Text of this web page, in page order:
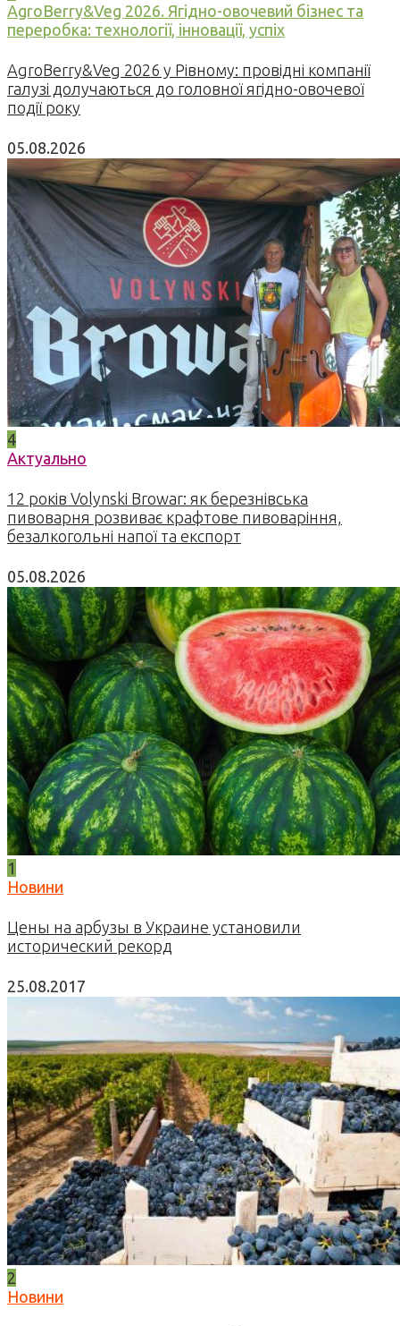
AgroBerry&Veg 2026. Ягідно-овочевий бізнес та
переробка: технології, інновації, успіх
AgroBerry&Veg 2026 у Рівному: провідні компанії
галузі долучаються до головної ягідно-овочевої
події року
05.08.2026
4
Актуально
12 років Volynski Browar: як березнівська
пивоварня розвиває крафтове пивоваріння,
безалкогольні напої та експорт
05.08.2026
1
Новини
Цены на арбузы в Украине установили
исторический рекорд
25.08.2017
2
Новини